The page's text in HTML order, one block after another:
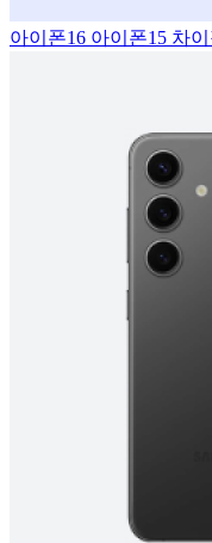
아이폰16 아이폰15 차